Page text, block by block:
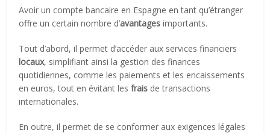
Avoir un compte bancaire en Espagne en tant qu’étranger
offre un certain nombre d’avantages importants.
Tout d’abord, il permet d’accéder aux services financiers
locaux, simplifiant ainsi la gestion des finances
quotidiennes, comme les paiements et les encaissements
en euros, tout en évitant lesfrais de transactions
internationales.
En outre, il permet de se conformer aux exigences légales